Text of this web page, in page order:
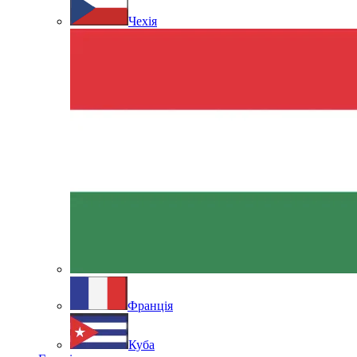
Чехія
Франція
Куба